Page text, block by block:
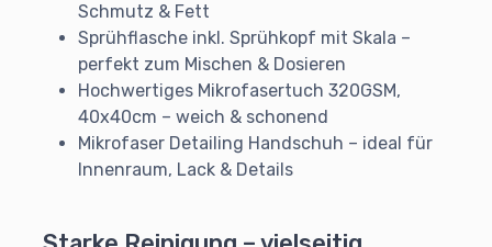
Schmutz & Fett
Sprühflasche inkl. Sprühkopf mit Skala –
perfekt zum Mischen & Dosieren
Hochwertiges Mikrofasertuch 320GSM,
40x40cm – weich & schonend
Mikrofaser Detailing Handschuh – ideal für
Innenraum, Lack & Details